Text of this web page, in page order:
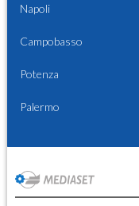
Napoli
Campobasso
Potenza
Palermo